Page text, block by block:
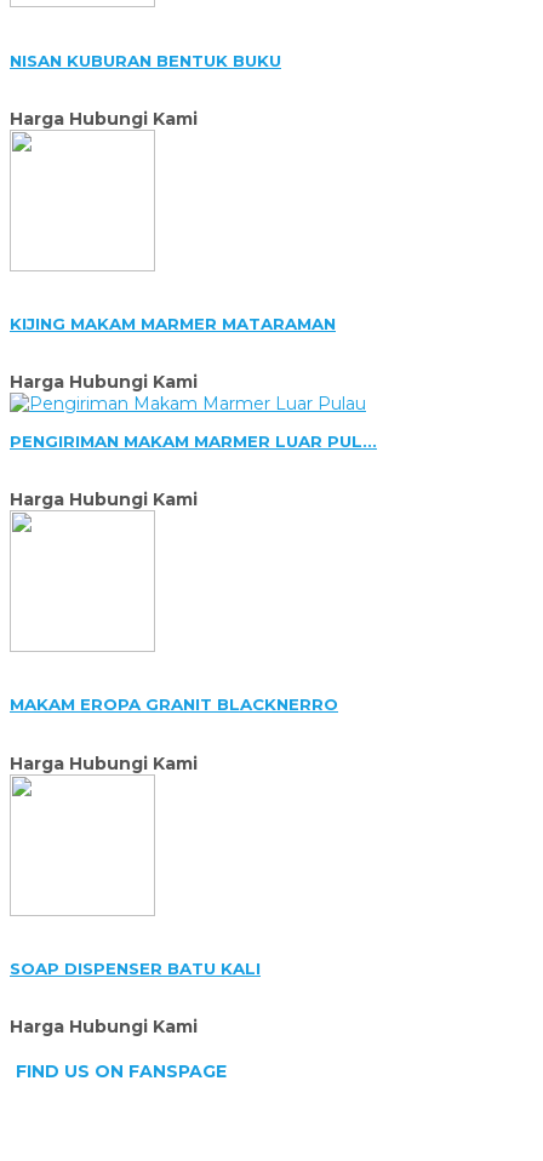
NISAN KUBURAN BENTUK BUKU
Harga Hubungi Kami
KIJING MAKAM MARMER MATARAMAN
Harga Hubungi Kami
PENGIRIMAN MAKAM MARMER LUAR PUL...
Harga Hubungi Kami
MAKAM EROPA GRANIT BLACKNERRO
Harga Hubungi Kami
SOAP DISPENSER BATU KALI
Harga Hubungi Kami
FIND US ON FANSPAGE